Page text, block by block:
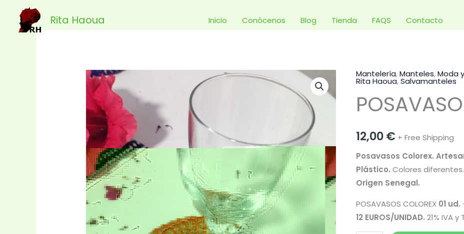
contenido
Rita Haoua Inicio Conócenos Blog Tienda FAQS Contacto
Mantelería,Manteles,Moda
Rita Haoua,Salvamanteles
12,00€ + Free Shipping
Posavasos Colorex.
Plástico. Colores
Origen Senegal.
POSAVASOS COLOREX 01 ud.
12 EUROS/UNIDAD. 21% IVA
POSAVASOS
cantidad